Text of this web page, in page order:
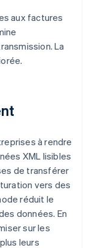
aux factures
La
à rendre
XML lisibles
de transférer
vers des
réduit le
données. En
sur les
leurs